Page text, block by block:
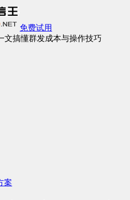
免费试用
文搞懂群发成本与操作技巧
案